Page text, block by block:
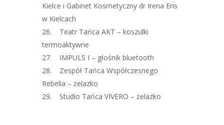
Kielce i Gabinet Kosmetyczny dr Irena Eris
w Kielcach
26. Teatr Tańca AKT – koszulki
termoaktywne
27. IMPULS I – głośnik bluetooth
28. Zespół Tańca Współczesnego
Rebelia – żelazko
29. Studio Tańca VIVERO – żelazko